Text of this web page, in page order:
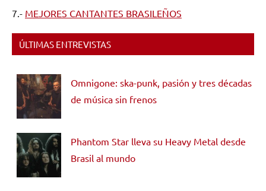
7.- MEJORES CANTANTES BRASILEÑOS
ÚLTIMAS ENTREVISTAS
Omnigone: ska-punk, pasión y tres décadas
de música sin frenos
Phantom Star lleva su Heavy Metal desde
Brasil al mundo